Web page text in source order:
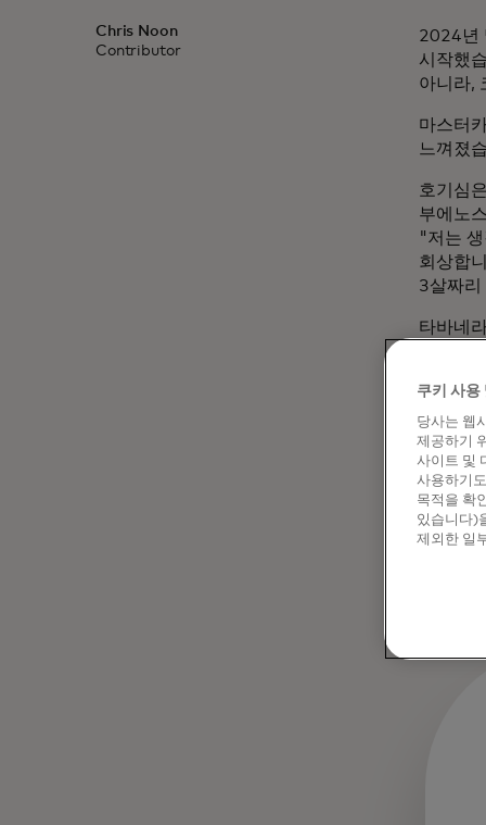
Chris Noon
Contributor
2024년
시작했
아니라,
마스터
느껴졌
호기심
부에노
"저는
회상합
3살짜
타바네
취득한
깨달았
사랑하
못했습
두 포르
32세의
쿠키 사용
당사는 웹
제공하기
사이트 및
사용하기
목적을 확
있습니다)
제외한 일